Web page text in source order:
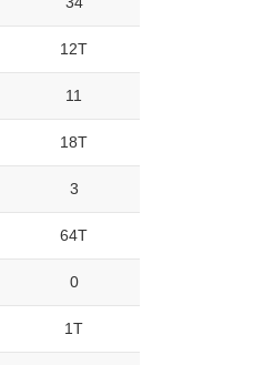
12T
11
18T
3
64T
0
1T